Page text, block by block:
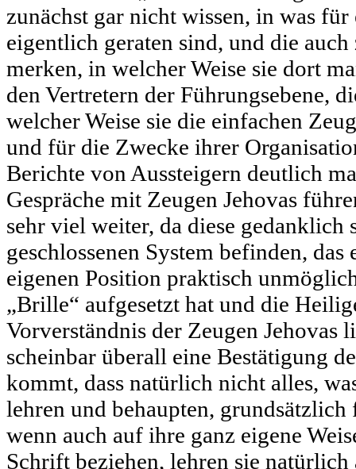
zunächst gar nicht wissen, in was
eigentlich geraten sind, und die
merken, in welcher Weise sie dort
den Vertretern der Führungsebene,
welcher Weise sie die einfachen
und für die Zwecke ihrer
Berichte von Aussteigern deutlich
Gespräche mit Zeugen Jehovas
sehr viel weiter, da diese gedanklich
geschlossenen System befinden,
eigenen Position praktisch
„Brille“ aufgesetzt hat und die
Vorverständnis der Zeugen Jehovas
scheinbar überall eine Bestätigung
kommt, dass natürlich nicht alles,
lehren und behaupten, grundsätzlich
wenn auch auf ihre ganz eigene
Schrift beziehen, lehren sie